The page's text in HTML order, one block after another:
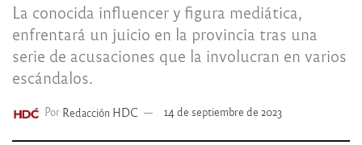
La conocida influencer y figura mediática,
enfrentará un juicio en la provincia tras una
serie de acusaciones que la involucran en varios
escándalos.
Por Redacción HDC 14 de septiembre de 2023